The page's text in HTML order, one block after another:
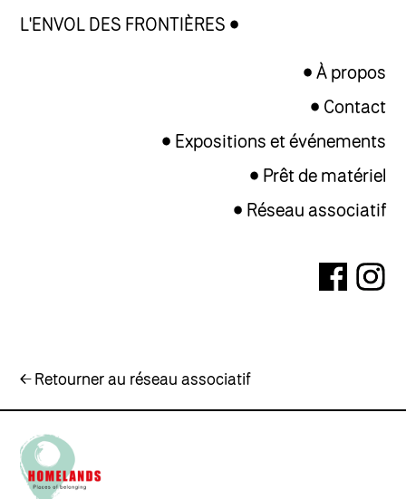
L'ENVOL DES FRONTIÈRES
À propos
Contact
Expositions et événements
Prêt de matériel
Réseau associatif
← Retourner au réseau associatif